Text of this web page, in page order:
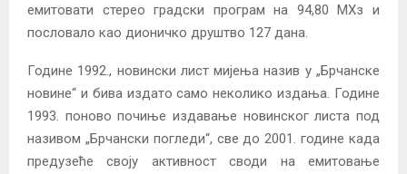
емитовати стерео градски програм на 94,80 МХз и
пословало као дионичко друштво 127 дана.
Године 1992., новински лист мијења назив у „Брчанске
новине“ и бива издато само неколико издања. Године
1993. поново почиње издавање новинског листа под
називом „Брчански погледи“, све до 2001. године када
предузеће своју активност своди на емитовање